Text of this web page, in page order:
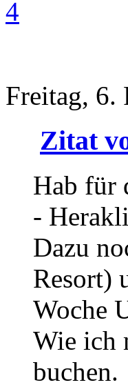
4
Freitag, 6.
Zitat
Hab für
-
Dazu
Resort)
Woche
Wie ich
buchen.